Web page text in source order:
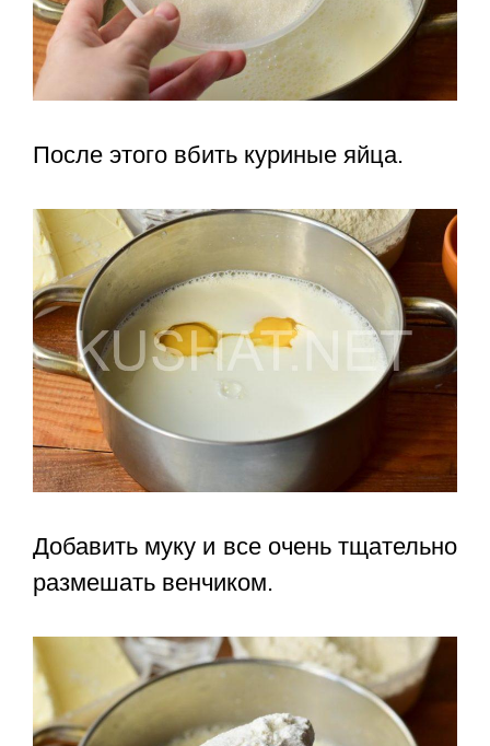
После этого вбить куриные яйца.
Добавить муку и все очень тщательно
размешать венчиком.